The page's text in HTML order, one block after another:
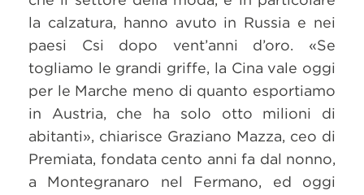
la calzatura, hanno avuto in Russia e nei
paesi Csi dopo vent’anni d’oro. «Se
togliamo le grandi griffe, la Cina vale oggi
per le Marche meno di quanto esportiamo
in Austria, che ha solo otto milioni di
abitanti», chiarisce Graziano Mazza, ceo di
Premiata, fondata cento anni fa dal nonno,
a Montegranaro nel Fermano, ed oggi